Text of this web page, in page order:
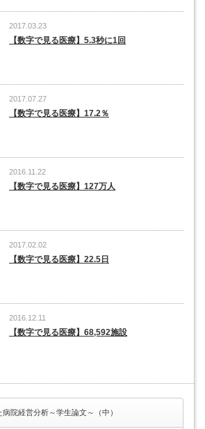
2017.03.23
【数字で見る医療】5.3秒に1回
2017.07.27
【数字で見る医療】17.2％
2016.11.22
【数字で見る医療】127万人
2017.02.02
【数字で見る医療】22.5日
2016.12.11
【数字で見る医療】68,592施設
院経営分析～学生論文～（中）